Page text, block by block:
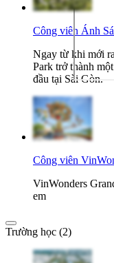
Công viên Ánh
Ngay từ khi mới
Park trở thành
đầu tại Sài Gòn.
Công viên
VinWonders
em
Trường học (2)